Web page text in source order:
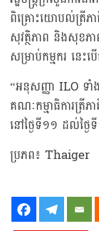
ពិគ្រោះយោបល់ត្រីភា
សុវត្ថិភាព និងសុខភា
សម្រាប់កម្មករ នេះ
“អនុសញ្ញា ILO ទាំ
គណៈកម្មាធិការត្រី
នៅថ្ងៃទី១១ ដល់ថ្ង
ប្រភព៖ Thaiger